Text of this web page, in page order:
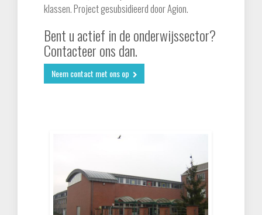
land- en tuinbouw
klassen. Project gesubsidieerd door Agion.
Bent u actief in de onderwijssector?
Contacteer ons dan.
Neem contact met ons op